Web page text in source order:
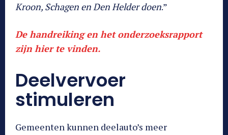
Kroon, Schagen en Den Helder doen.”
De handreiking en het onderzoeksrapport
zijn hier te vinden.
Deelvervoer
stimuleren
Gemeenten kunnen deelauto’s meer